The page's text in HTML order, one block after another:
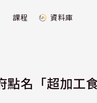
課程 資料庫
名「超加工